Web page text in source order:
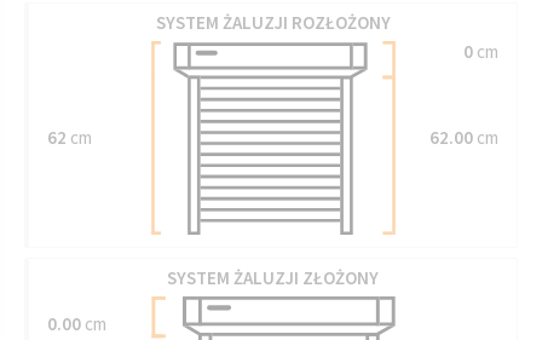
SYSTEM ŻALUZJI ROZŁOŻONY
62 cm
0cm
62.00cm
SYSTEM ŻALUZJI ZŁOŻONY
0.00 cm